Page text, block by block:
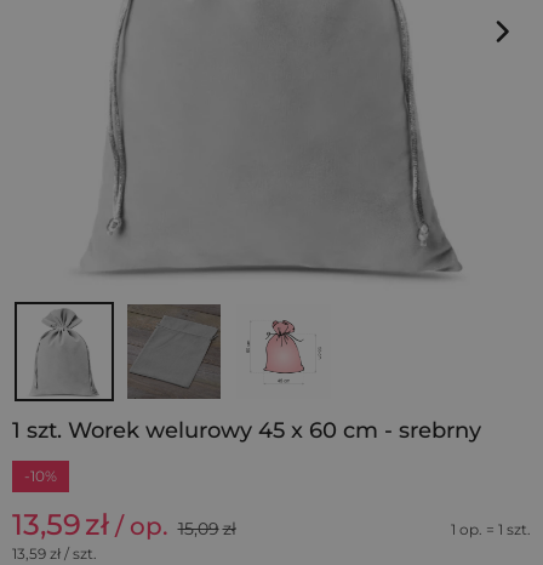
1 szt. Worek welurowy 45 x 60 cm - srebrny
-10%
13,59zł / op. 15,09zł
1 op. = 1 szt.
13,59 zł / szt.